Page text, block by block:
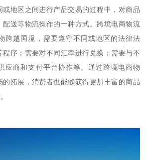
地区之间进行产品交易的过程中，对商品
配送等物流操作的一种方式。跨境电商物流
跨越国境，需要遵守不同或地区的法律法
序；需要对不同汇率进行兑换；需要与不
应商和支付平台协作等。通过跨境电商物
拓展，消费者也能够获得更加丰富的商品